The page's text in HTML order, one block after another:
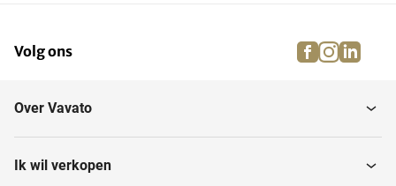
Verticale opslagtanks Luchtbehandelingsinstallaties
opslagmengtanks
Volg ons facebook
Over Vavato
Ik wil verkopen